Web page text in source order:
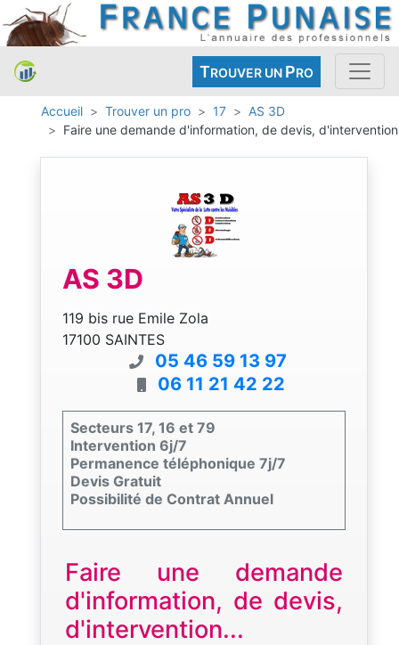
TROUVER UN PRO
Accueil Trouver un pro 17
AS 3D
Faire une demande d'information, de devis, d'intervention
AS 3D
119 bis rue Emile Zola
17100 SAINTES
05 46 59 13 97
06 11 21 42 22
Secteurs 17, 16 et 79
Intervention 6j/7
Permanence téléphonique 7j/7
Devis Gratuit
Possibilité de Contrat Annuel
Faire une demande
d'information, de devis,
d'intervention...